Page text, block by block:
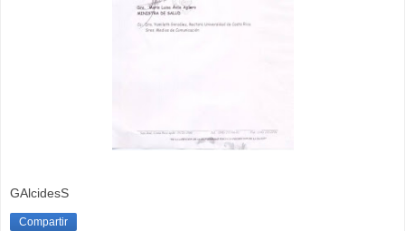
GAlcidesS
Compartir